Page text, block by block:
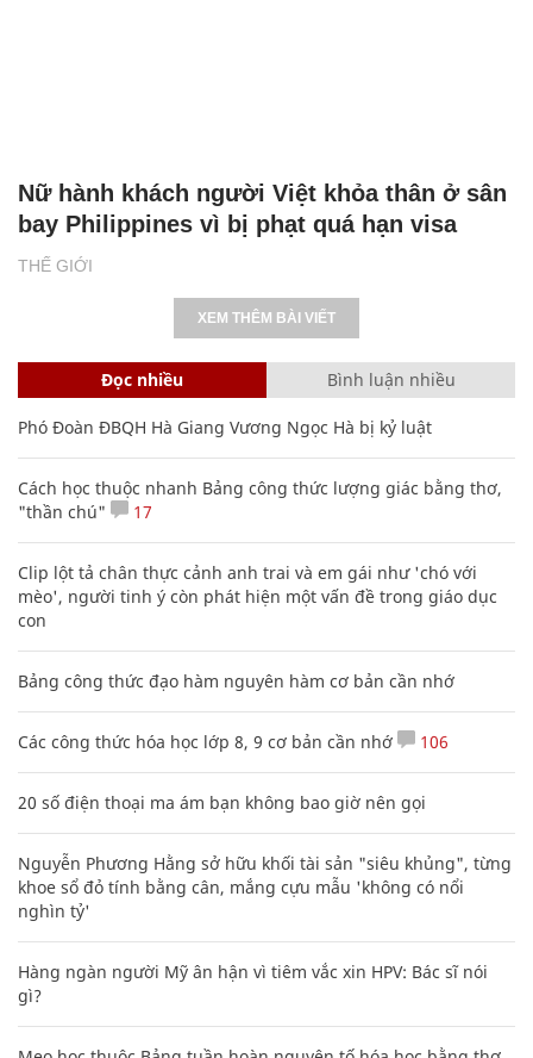
THẾ GIỚI
Nữ hành khách người Việt khỏa thân ở sân
bay Philippines vì bị phạt quá hạn visa
XEM THÊM BÀI VIẾT
Đọc nhiều Bình luận nhiều
Phó Đoàn ĐBQH Hà Giang Vương Ngọc Hà bị kỷ luật
Cách học thuộc nhanh Bảng công thức lượng giác bằng thơ,
"thần chú"
17
Clip lột tả chân thực cảnh anh trai và em gái như 'chó với
mèo', người tinh ý còn phát hiện một vấn đề trong giáo dục
con
Bảng công thức đạo hàm nguyên hàm cơ bản cần nhớ
Các công thức hóa học lớp 8, 9 cơ bản cần nhớ 106
20 số điện thoại ma ám bạn không bao giờ nên gọi
Nguyễn Phương Hằng sở hữu khối tài sản "siêu khủng", từng
khoe sổ đỏ tính bằng cân, mắng cựu mẫu 'không có nổi
nghìn tỷ'
Hàng ngàn người Mỹ ân hận vì tiêm vắc xin HPV: Bác sĩ nói
gì?